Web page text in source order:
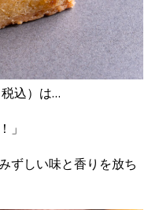
込）は…
」
ずしい味と香りを放ち